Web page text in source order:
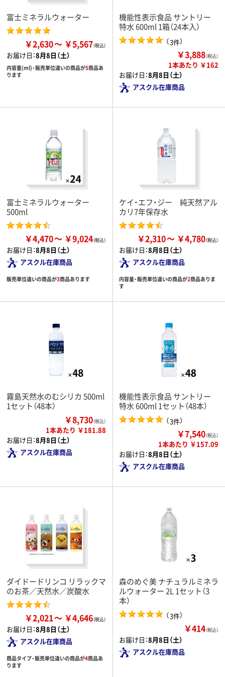
富士ミネラルウォーター
￥2,630 ￥5,567
お届け日：8月8日（土）
内容量(ml)・販売単位違いの商品が5商品あ
ります
機能性表示食品 サントリー
特水 600ml 1箱（24本入）
（3件）
￥3,888（税込）
1本あたり ￥162
お届け日：8月8日（土）
アスクル在庫商品
富士ミネラルウォーター
500ml
￥4,470 ￥9,024
お届け日：8月8日（土）
アスクル在庫商品
販売単位違いの商品が3商品あります
ケイ・エフ・ジー 純天然アル
カリ7年保存水
￥2,310 ￥4,780
お届け日：8月8日（土）
アスクル在庫商品
内容量・販売単位違いの商品が2商品ありま
す
霧島天然水のむシリカ 500ml
1セット（48本）
￥8,730（税込）
1本あたり ￥181.88
お届け日：8月8日（土）
アスクル在庫商品
機能性表示食品 サントリー
特水 600ml 1セット（48本）
（3件）
￥7,540（税込）
1本あたり ￥157.09
お届け日：8月8日（土）
アスクル在庫商品
ダイドードリンコ リラックマ
のお茶／天然水／炭酸水
￥2,021 ￥4,646
お届け日：8月8日（土）
アスクル在庫商品
商品タイプ・販売単位違いの商品が4商品あ
ります
森のめぐ美 ナチュラルミネラ
ルウォーター 2L 1セット（3
本）
（3件）
￥414（税込）
お届け日：8月8日（土）
アスクル在庫商品